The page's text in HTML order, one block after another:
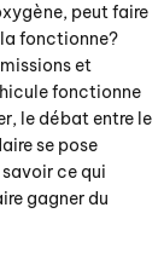
peut faire
fonctionne?
et
fonctionne
le débat entre le
se pose
ce qui
gagner du